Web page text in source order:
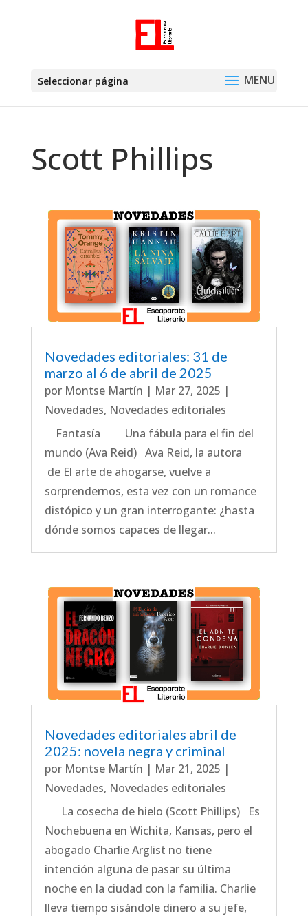
Seleccionar página
Scott Phillips
Novedades editoriales: 31 de
marzo al 6 de abril de 2025
por Montse Martín | Mar 27, 2025 |
Novedades, Novedades editoriales
Fantasía Una fábula para el fin del
mundo (Ava Reid) Ava Reid, la autora
de El arte de ahogarse, vuelve a
sorprendernos, esta vez con un romance
distópico y un gran interrogante: ¿hasta
dónde somos capaces de llegar...
Novedades editoriales abril de
2025: novela negra y criminal
por Montse Martín | Mar 21, 2025 |
Novedades, Novedades editoriales
La cosecha de hielo (Scott Phillips) Es
Nochebuena en Wichita, Kansas, pero el
abogado Charlie Arglist no tiene
intención alguna de pasar su última
noche en la ciudad con la familia. Charlie
lleva tiempo sisándole dinero a su jefe,